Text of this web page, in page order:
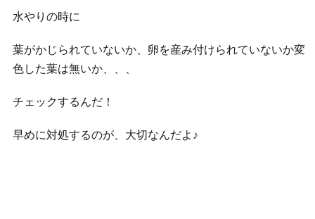
水やりの時に
葉がかじられていないか、卵を産み付けられていないか変
色した葉は無いか、、、
チェックするんだ！
早めに対処するのが、大切なんだよ♪